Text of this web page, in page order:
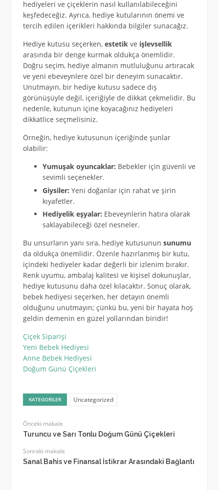
hediyeleri ve çiçeklerin nasıl kullanılabileceğini
keşfedeceğiz. Ayrıca, hediye kutularının önemi ve
tercih edilen içerikleri hakkında bilgiler sunacağız.
Hediye kutusu seçerken, estetikve işlevsellik
arasında bir denge kurmak oldukça önemlidir.
Doğru seçim, hediye almanın mutluluğunu artıracak
ve yeni ebeveynlere özel bir deneyim sunacaktır.
Unutmayın, bir hediye kutusu sadece dış
görünüşüyle değil, içeriğiyle de dikkat çekmelidir. Bu
nedenle, kutunun içine koyacağınız hediyeleri
dikkatlice seçmelisiniz.
Örneğin, hediye kutusunun içeriğinde şunlar
olabilir:
Yumuşak oyuncaklar: Bebekler için güvenli ve
sevimli seçenekler.
Giysiler: Yeni doğanlar için rahat ve şirin
kıyafetler.
Hediyelik eşyalar: Ebeveynlerin hatıra olarak
saklayabileceği özel nesneler.
Bu unsurların yanı sıra, hediye kutusunun sunumu
da oldukça önemlidir. Özenle hazırlanmış bir kutu,
içindeki hediyeler kadar değerli bir izlenim bırakır.
Renk uyumu, ambalaj kalitesi ve kişisel dokunuşlar,
hediye kutusunu daha özel kılacaktır. Sonuç olarak,
bebek hediyesi seçerken, her detayın önemli
olduğunu unutmayın; çünkü bu, yeni bir hayata hoş
geldin demenin en güzel yollarından biridir!
Çiçek Siparişi
Yeni Bebek Hediyesi
Anne Bebek Hediyesi
Doğum Günü Çiçekleri
KATEGORILER Uncategorized
Önceki makale
Turuncu ve Sarı Tonlu Doğum Günü Çiçekleri
Sonraki makale
Sanal Bahis ve Finansal İstikrar Arasındaki Bağlantı